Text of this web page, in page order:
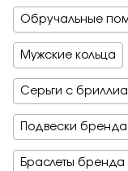
Обручальные
Мужские кольца
Серьги с
Подвески
Браслеты бренда